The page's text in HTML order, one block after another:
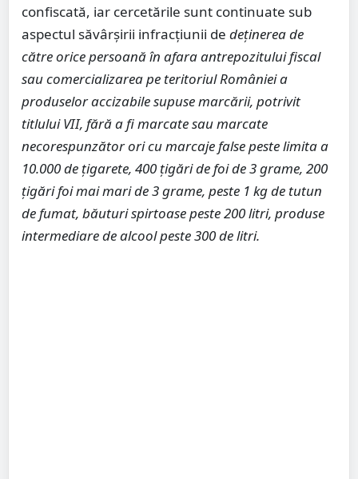
confiscată, iar cercetările sunt continuate sub
aspectul săvârșirii infracțiunii de deținerea de
către orice persoană în afara antrepozitului fiscal
sau comercializarea pe teritoriul României a
produselor accizabile supuse marcării, potrivit
titlului VII, fără a fi marcate sau marcate
necorespunzător ori cu marcaje false peste limita a
10.000 de țigarete, 400 țigări de foi de 3 grame, 200
țigări foi mai mari de 3 grame, peste 1 kg de tutun
de fumat, băuturi spirtoase peste 200 litri, produse
intermediare de alcool peste 300 de litri.